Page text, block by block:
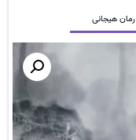
رمان هیجانی